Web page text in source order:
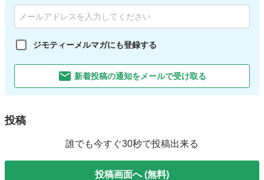
ジモティーメルマガにも登録する
新着投稿の通知をメールで受け取る
投稿
誰でも今すぐ30秒で投稿出来る
投稿画面へ (無料)